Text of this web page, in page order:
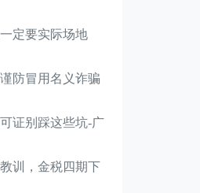
定要实际场地
防冒用名义诈骗
证别踩这些坑-广
训，金税四期下